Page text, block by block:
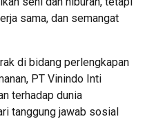
sama, dan semangat
di bidang perlengkapan
PT Vinindo Inti
terhadap dunia
tanggung jawab sosial